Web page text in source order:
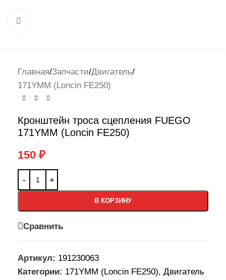
Главная/Запчасти/Двигатель/
171YMM (Loncin FE250)
Кронштейн троса сцепления FUEGO
171YMM (Loncin FE250)
150 ₽
В КОРЗИНУ
Сравнить
Артикул: 191230063
Категории: 171YMM (Loncin FE250), Двигатель